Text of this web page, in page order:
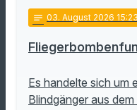
notes 03. August 2026 15:23
Es handelte sich um
Blindgänger aus